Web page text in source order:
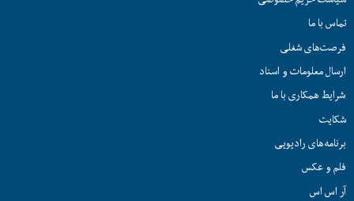
تماس با ما
فرصت‌های شغلی
ارسال معلومات و اسناد
شرایط همکاری با ما
شکایت
برنامه‌های رادیویی
فلم و عکس
آر اس اس